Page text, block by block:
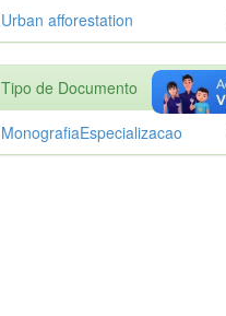
Urban afforestation
Tipo de Documento
MonografiaEspecializacao